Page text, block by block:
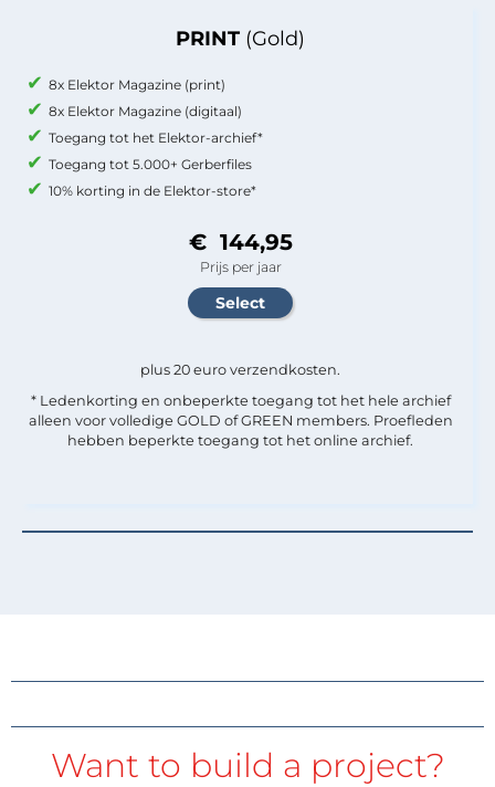
PRINT (Gold)
8x Elektor Magazine (print)
8x Elektor Magazine (digitaal)
Toegang tot het Elektor-archief*
Toegang tot 5.000+ Gerberfiles
10% korting in de Elektor-store*
€ 144,95
Prijs per jaar
plus 20 euro verzendkosten.
* Ledenkorting en onbeperkte toegang tot het hele archief
alleen voor volledige GOLD of GREEN members. Proefleden
hebben beperkte toegang tot het online archief.
Want to build a project?